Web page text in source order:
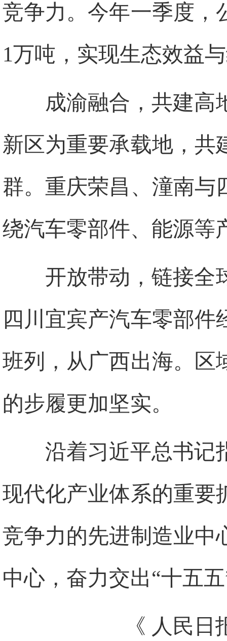
竞争力。今年一季度，
1万吨，实现生态效益
成渝融合，共建高
新区为重要承载地，共
群。重庆荣昌、潼南与
绕汽车零部件、能源等
开放带动，链接全
四川宜宾产汽车零部
班列，从广西出海。区
的步履更加坚实。
沿着习近平总书记
现代化产业体系的重要
竞争力的先进制造业中
中心，奋力交出“十五
《 人民